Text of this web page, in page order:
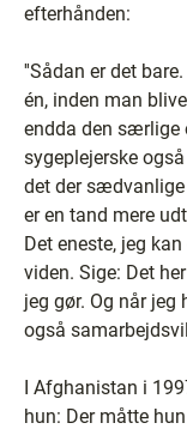
efterhånden:
''Sådan er det
én, inden man
endda den særlige
sygeplejerske
det der
er en tand mere
Det eneste, jeg
viden. Sige: Det
jeg gør. Og når jeg
også
I Afghanistan i
hun: Der måtte